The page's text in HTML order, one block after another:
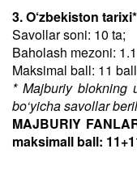
3. O‘zbekiston tarixi*
Savollar soni: 10 ta;
Baholash mezoni:
Maksimal ball: 11
* Majburiy blokning
bo‘yicha savollar
MAJBURIY
maksimall ball: